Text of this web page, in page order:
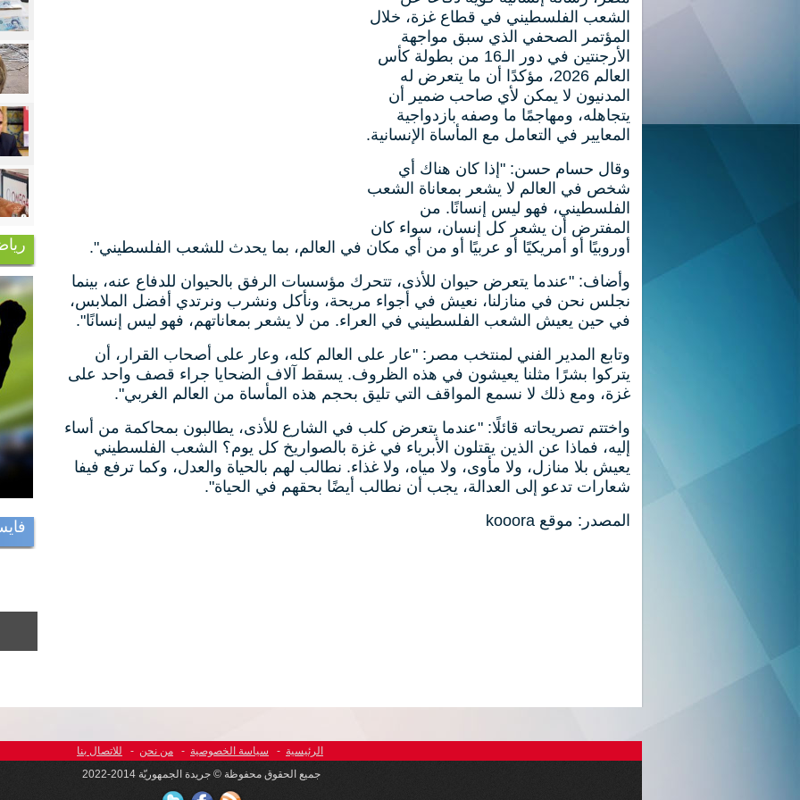
الشعب الفلسطيني في قطاع غزة، خلال
المؤتمر الصحفي الذي سبق مواجهة
الأرجنتين في دور الـ16 من بطولة كأس
العالم 2026، مؤكدًا أن ما يتعرض له
المدنيون لا يمكن لأي صاحب ضمير أن
يتجاهله، ومهاجمًا ما وصفه بازدواجية
المعايير في التعامل مع المأساة الإنسانية.
وقال حسام حسن: "إذا كان هناك أي
شخص في العالم لا يشعر بمعاناة الشعب
الفلسطيني، فهو ليس إنسانًا. من
المفترض أن يشعر كل إنسان، سواء كان
أوروبيًا أو أمريكيًا أو عربيًا أو من أي مكان في العالم، بما يحدث للشعب الفلسطيني".
وأضاف: "عندما يتعرض حيوان للأذى، تتحرك مؤسسات الرفق بالحيوان للدفاع عنه، بينما
نجلس نحن في منازلنا، نعيش في أجواء مريحة، ونأكل ونشرب ونرتدي أفضل الملابس،
في حين يعيش الشعب الفلسطيني في العراء. من لا يشعر بمعاناتهم، فهو ليس إنسانًا".
وتابع المدير الفني لمنتخب مصر: "عار على العالم كله، وعار على أصحاب القرار، أن
يتركوا بشرًا مثلنا يعيشون في هذه الظروف. يسقط آلاف الضحايا جراء قصف واحد على
غزة، ومع ذلك لا نسمع المواقف التي تليق بحجم هذه المأساة من العالم الغربي".
واختتم تصريحاته قائلًا: "عندما يتعرض كلب في الشارع للأذى، يطالبون بمحاكمة من أساء
إليه، فماذا عن الذين يقتلون الأبرياء في غزة بالصواريخ كل يوم؟ الشعب الفلسطيني
يعيش بلا منازل، ولا مأوى، ولا مياه، ولا غذاء. نطالب لهم بالحياة والعدل، وكما ترفع فيفا
شعارات تدعو إلى العدالة، يجب أن نطالب أيضًا بحقهم في الحياة".
المصدر: موقع kooora
الرئيسية - سياسة الخصوصية - من نحن -
للاتصال بنا
جميع الحقوق محفوظة © جريدة الجمهوريّة 2014-2022